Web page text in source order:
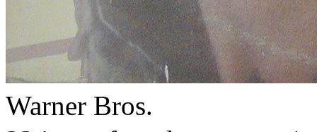
Warner Bros.